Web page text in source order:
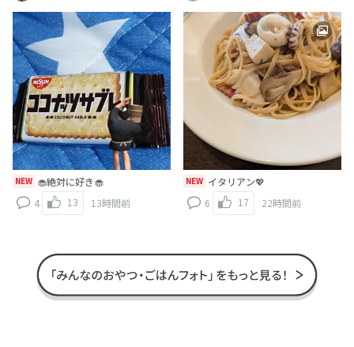
NEW 🧁絶対に好き🧁
4
13 13時間前
NEW イタリアン💖
6
17 22時間前